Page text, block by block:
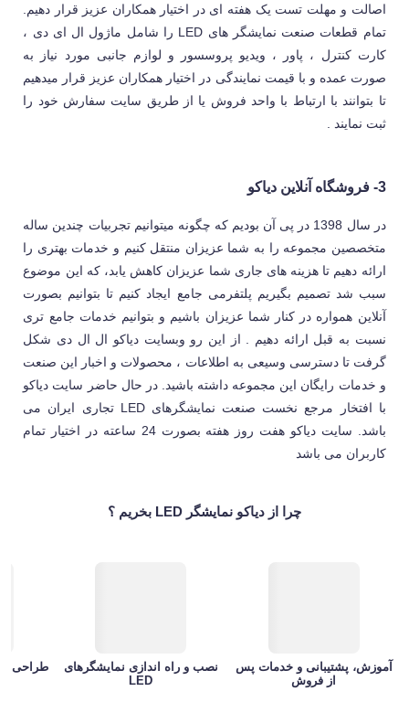
اصالت و مهلت تست یک هفته ای در اختیار همکاران عزیز قرار دهیم.
تمام قطعات صنعت نمایشگر های LED را شامل ماژول ال ای دی ،
کارت کنترل ، پاور ، ویدیو پروسسور و لوازم جانبی مورد نیاز به
صورت عمده و با قیمت نمایندگی در اختیار همکاران عزیز قرار میدهیم
تا بتوانند با ارتباط با واحد فروش یا از طریق سایت سفارش خود را
ثبت نمایند .
3- فروشگاه آنلاین دیاکو
در سال 1398 در پی آن بودیم که چگونه میتوانیم تجربیات چندین ساله
متخصصین مجموعه را به شما عزیزان منتقل کنیم و خدمات بهتری را
ارائه دهیم تا هزینه های جاری شما عزیزان کاهش یابد، که این موضوع
سبب شد تصمیم بگیریم پلتفرمی جامع ایجاد کنیم تا بتوانیم بصورت
آنلاین همواره در کنار شما عزیزان باشیم و بتوانیم خدمات جامع تری
نسبت به قبل ارائه دهیم . از این رو وبسایت دیاکو ال ال دی شکل
گرفت تا دسترسی وسیعی به اطلاعات ، محصولات و اخبار این صنعت
و خدمات رایگان این مجموعه داشته باشید. در حال حاضر سایت دیاکو
با افتخار مرجع نخست صنعت نمایشگرهای LED تجاری ایران می
باشد. سایت دیاکو هفت روز هفته بصورت 24 ساعته در اختیار تمام
کاربران می باشد
چرا از دیاکو نمایشگر LED بخریم ؟
آموزش، پشتیبانی و خدمات پس
از فروش
نصب و راه اندازی نمایشگرهای
LED
طراحی